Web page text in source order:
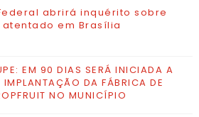
abrirá inquérito sobre
em Brasília
EM 90 DIAS SERÁ INICIADA A
IMPLANTAÇÃO DA FÁBRICA DE
NO MUNICÍPIO